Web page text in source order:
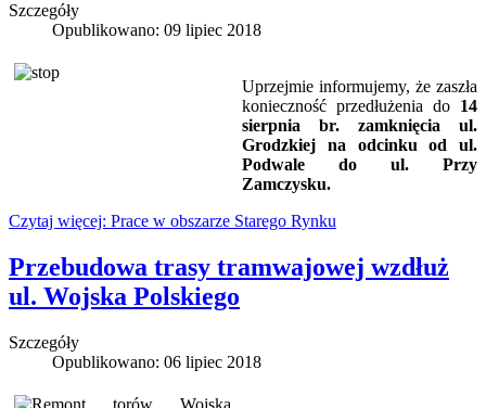
Szczegóły
Opublikowano: 09 lipiec 2018
Uprzejmie informujemy, że zaszła
konieczność przedłużenia do 14
sierpnia br. zamknięcia ul.
Grodzkiej na odcinku od ul.
Podwale do ul. Przy
Zamczysku.
Czytaj więcej: Prace w obszarze Starego Rynku
Przebudowa trasy tramwajowej wzdłuż
ul. Wojska Polskiego
Szczegóły
Opublikowano: 06 lipiec 2018